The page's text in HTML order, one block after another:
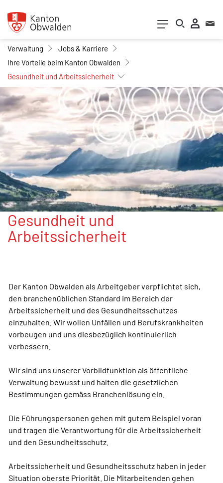
Kopfzeile
zur Startseite
Direkt zur Hauptnavigation
Direkt zum Inhalt
Direkt zur Suche
Direkt zum Stichwortverzeichnis
Inhalt
Verwaltung
Jobs & Karriere
Ihre Vorteile beim Kanton Obwalden
Gesundheit und Arbeitssicherheit
Gesundheit und
Arbeitssicherheit
Der Kanton Obwalden als Arbeitgeber verpflichtet sich,
den branchenüblichen Standard im Bereich der
Arbeitssicherheit und des Gesundheitsschutzes
einzuhalten. Wir wollen Unfällen und Berufskrankheiten
vorbeugen und uns diesbezüglich kontinuierlich
verbessern.
Wir sind uns unserer Vorbildfunktion als öffentliche
Verwaltung bewusst und halten die gesetzlichen
Bestimmungen gemäss Branchenlösung ein.
Die Führungspersonen gehen mit gutem Beispiel voran
und tragen die Verantwortung für die Arbeitssicherheit
und den Gesundheitsschutz.
Arbeitssicherheit und Gesundheitsschutz haben in jeder
Situation oberste Priorität. Die Mitarbeitenden gehen